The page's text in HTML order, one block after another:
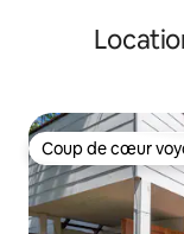
Coup de cœur
Coup de cœur